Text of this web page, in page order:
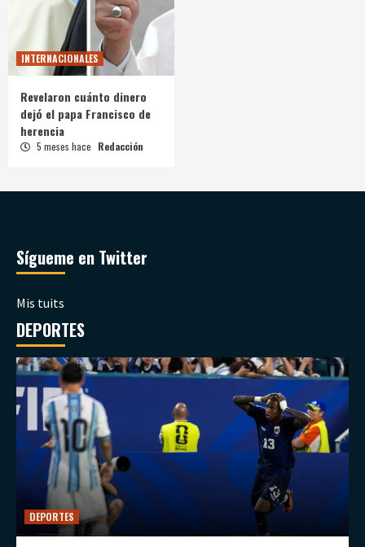
INTERNACIONALES
Revelaron cuánto dinero
dejó el papa Francisco de
herencia
5 meses hace Redacción
Sígueme en Twitter
Mis tuits
DEPORTES
DEPORTES